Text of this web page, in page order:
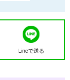
Lineで送る